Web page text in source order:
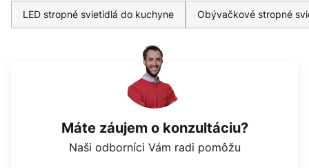
LED stropné svietidlá do kuchyne Obývačkové stropné
Máte záujem o konzultáciu?
Naši odborníci Vám radi pomôžu